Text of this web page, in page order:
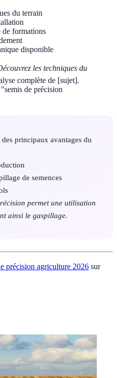
du terrain
formations
disponible
les techniques du
complète de [sujet].
de précision
principaux avantages du
de semences
permet une utilisation
ainsi le gaspillage.
précision agriculture 2026 sur